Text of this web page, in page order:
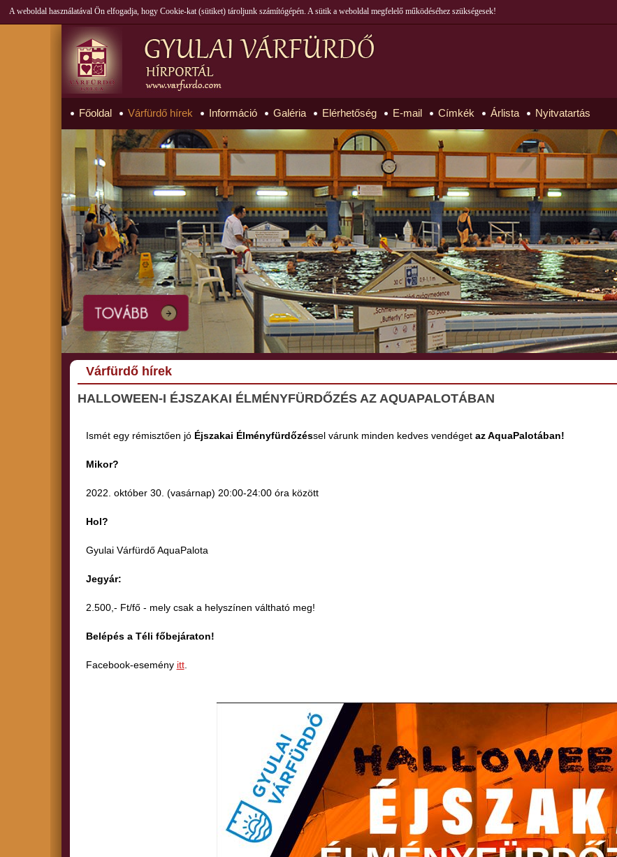
A weboldal használatával Ön elfogadja, hogy Cookie-kat (sütiket) tároljunk számítógépén. A sütik a weboldal megfelelő működéséhez szükségesek!
Főoldal Várfürdő hírek Információ Galéria Elérhetőség E-mail Címkék Árlista Nyitvatartás
Várfürdő hírek
HALLOWEEN-I ÉJSZAKAI ÉLMÉNYFÜRDŐZÉS AZ AQUAPALOTÁBAN
Ismét egy rémisztően jó Éjszakai Élményfürdőzéssel várunk minden kedves vendéget az AquaPalotában!
Mikor?
2022. október 30. (vasárnap) 20:00-24:00 óra között
Hol?
Gyulai Várfürdő AquaPalota
Jegyár:
2.500,- Ft/fő - mely csak a helyszínen váltható meg!
Belépés a Téli főbejáraton!
Facebook-esemény itt.